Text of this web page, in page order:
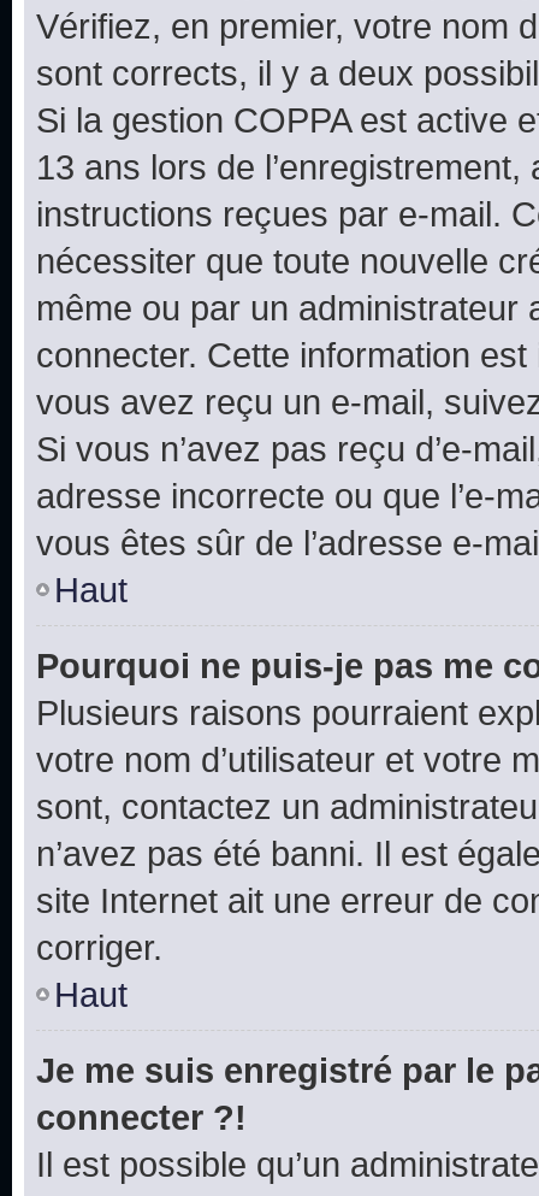
Vérifiez, en premier, votre nom
sont corrects, il y a deux
Si la gestion COPPA est active
13 ans lors de
instructions reçues par e-mail.
nécessiter que toute nouvelle
même ou par un
connecter. Cette information
vous avez reçu un e-mail,
Si vous n’avez pas reçu d’e-
adresse incorrecte ou que l’e-
vous êtes sûr de l’adresse e-
Haut
Pourquoi ne puis-je pas me
Plusieurs raisons pourraient
votre nom d’utilisateur et votre
sont, contactez un
n’avez pas été banni. Il est
site Internet ait une erreur de
corriger.
Haut
Je me suis enregistré par le
connecter ?!
Il est possible qu’un